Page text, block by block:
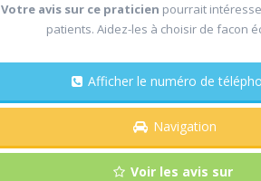
Votre avis sur ce praticien pourrait
patients. Aidez-les à choisir de facon
Afficher le numéro de
Navigation
Voir les avis sur